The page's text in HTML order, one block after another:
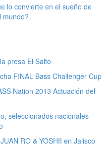
lo convierte en el sueño de
mundo?
presa El Salto
FINAL Bass Challenger Cup
Nation 2013 Actuación del
seleccionados nacionales
RO & YOSHII en Jalisco